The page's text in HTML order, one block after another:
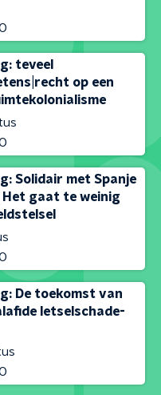
teveel
op een
Solidair met Spanje
Het gaat te weinig
De toekomst van
letselschade-